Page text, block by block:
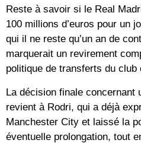
Reste à savoir si le Real
100 millions d’euros pour un
qui il ne reste qu’un an de
marquerait un revirement
politique de transferts du club
La décision finale concernant
revient à Rodri, qui a déjà
Manchester City et laissé la
éventuelle prolongation, tout